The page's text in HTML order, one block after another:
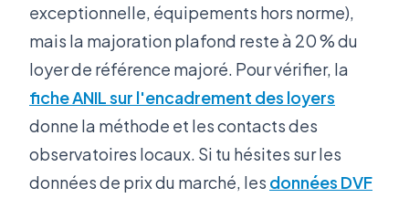
exceptionnelle, équipements hors norme),
mais la majoration plafond reste à 20 % du
loyer de référence majoré. Pour vérifier, la
fiche ANIL sur l'encadrement des loyers
donne la méthode et les contacts des
observatoires locaux. Si tu hésites sur les
données de prix du marché, les données DVF